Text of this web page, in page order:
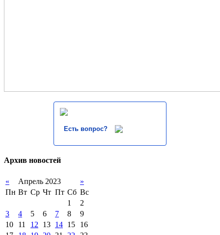
Есть вопрос?
Архив новостей
« Апрель 2023
»
Пн Вт Ср Чт Пт Сб Вс
1
2
3
4 5 6 7 8
9
10
11 12 13 14 15
16